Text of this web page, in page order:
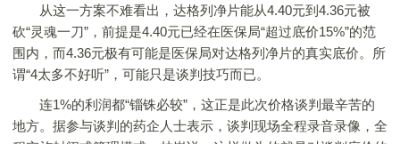
从这一方案不难看出，达格列净片能从4.40元到4.36元被
砍“灵魂一刀”，前提是4.40元已经在医保局“超过底价15%”的范
围内，而4.36元极有可能是医保局对达格列净片的真实底价。所
谓“4太多不好听”，可能只是谈判技巧而已。
连1%的利润都“锱铢必较”，这正是此次价格谈判最辛苦的
地方。据参与谈判的药企人士表示，谈判现场全程录音录像，全